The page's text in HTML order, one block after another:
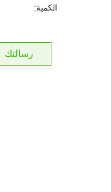
الكمية:
رسالتك